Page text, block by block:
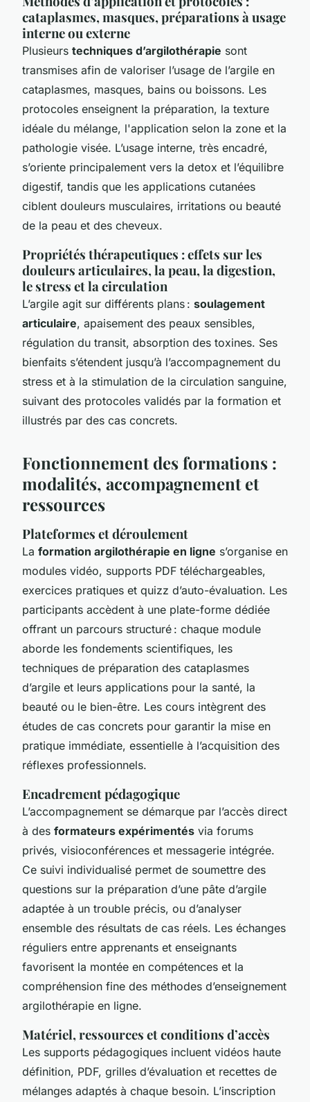
cataplasmes, masques, préparations à usage
interne ou externe
Plusieurs techniques d’argilothérapie sont
transmises afin de valoriser l’usage de l’argile en
cataplasmes, masques, bains ou boissons. Les
protocoles enseignent la préparation, la texture
idéale du mélange, l'application selon la zone et la
pathologie visée. L’usage interne, très encadré,
s’oriente principalement vers la detox et l’équilibre
digestif, tandis que les applications cutanées
ciblent douleurs musculaires, irritations ou beauté
de la peau et des cheveux.
Propriétés thérapeutiques : effets sur les
douleurs articulaires, la peau, la digestion,
le stress et la circulation
L’argile agit sur différents plans : soulagement
articulaire, apaisement des peaux sensibles,
régulation du transit, absorption des toxines. Ses
bienfaits s’étendent jusqu’à l’accompagnement du
stress et à la stimulation de la circulation sanguine,
suivant des protocoles validés par la formation et
illustrés par des cas concrets.
Fonctionnement des formations :
modalités, accompagnement et
ressources
Plateformes et déroulement
La formation argilothérapie en ligne s’organise en
modules vidéo, supports PDF téléchargeables,
exercices pratiques et quizz d’auto-évaluation. Les
participants accèdent à une plate-forme dédiée
offrant un parcours structuré : chaque module
aborde les fondements scientifiques, les
techniques de préparation des cataplasmes
d’argile et leurs applications pour la santé, la
beauté ou le bien-être. Les cours intègrent des
études de cas concrets pour garantir la mise en
pratique immédiate, essentielle à l’acquisition des
réflexes professionnels.
Encadrement pédagogique
L’accompagnement se démarque par l’accès direct
à des formateurs expérimentés via forums
privés, visioconférences et messagerie intégrée.
Ce suivi individualisé permet de soumettre des
questions sur la préparation d’une pâte d’argile
adaptée à un trouble précis, ou d’analyser
ensemble des résultats de cas réels. Les échanges
réguliers entre apprenants et enseignants
favorisent la montée en compétences et la
compréhension fine des méthodes d’enseignement
argilothérapie en ligne.
Matériel, ressources et conditions d’accès
Les supports pédagogiques incluent vidéos haute
définition, PDF, grilles d’évaluation et recettes de
mélanges adaptés à chaque besoin. L’inscription